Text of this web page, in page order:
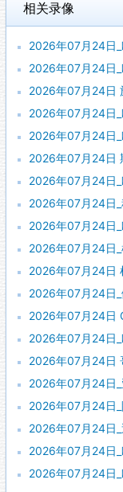
相关录像
2026年07月24日_欧
2026年07月24日_欧协
2026年07月24日 施特
2026年07月24日_欧协
2026年07月24日_欧
2026年07月24日 斯肯
2026年07月24日_欧
2026年07月24日_科佩
2026年07月24日_欧协联
2026年07月24日_根特
2026年07月24日 杜
2026年07月24日_佩特罗
2026年07月24日
2026年07月24日_欧协
2026年07月24日 哥
2026年07月24日_亚布
2026年07月24日_阿贾
2026年07月24日_迪纳
2026年07月24日_欧协
2026年07月24日_欧协